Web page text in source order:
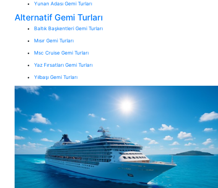
Yunan Adası Gemi Turları
Alternatif Gemi Turları
Baltık Başkentleri Gemi Turları
Mısır Gemi Turları
Msc Cruise Gemi Turları
Yaz Fırsatları Gemi Turları
Yılbaşı Gemi Turları